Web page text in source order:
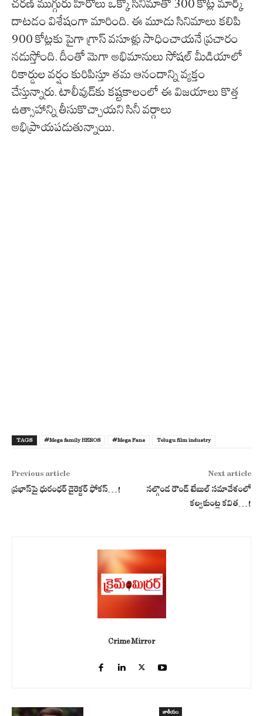
చరణ్ ముగ్గురు హీరోలు ఒక్కో సినిమాతో 300 కోట్ల మార్క్
దాటడం విశేషంగా మారింది. ఈ మూడు సినిమాలు కలిపి
900 కోట్లకు పైగా గ్రాస్ వసూళ్లు సాధించాయనే ప్రచారం
నడుస్తోంది. దీంతో మెగా అభిమానులు సోషల్ మీడియాలో
రికార్డుల వర్షం కురిపిస్తూ తమ ఆనందాన్ని వ్యక్తం
చేస్తున్నారు. టాలీవుడ్‌కు కష్టకాలంలో ఈ విజయాలు కొత్త
ఉత్సాహాన్ని తీసుకొచ్చాయని సినీ వర్గాలు
అభిప్రాయపడుతున్నాయి.
TAGS #Mega family HEROS #Mega Fans Telugu film industry
Previous article
ప్రభాస్‌పై ధురంధర్ డైరెక్టర్ ఫోకస్…!
Next article
నల్గొండ రౌండ్ టేబుల్ సమావేశంలో
కల్వకుంట్ల కవిత…!
Crime Mirror
జాతీయం